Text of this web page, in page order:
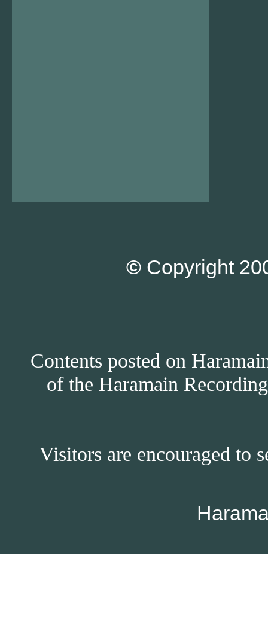
© Copyright
Contents posted on
of the Haramain
Visitors are encouraged to